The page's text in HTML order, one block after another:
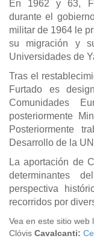
En 1962 y 63,
durante el
militar de 1964 le
su migración y
Universidades de
Tras el
Furtado es
Comunidades
posteriormente
Posteriormente
Desarrollo de la
La aportación de
determinantes
perspectiva
recorridos por
Vea en este sitio
Clóvis Cavalcanti: